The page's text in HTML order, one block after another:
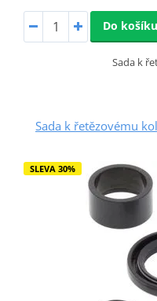
Do košíku
Sada k
Sada k řetězovému
SLEVA 30%